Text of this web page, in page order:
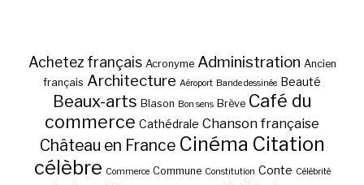
Achetez français Acronyme Administration Ancien
français Architecture Aéroport Bande dessinée Beauté
Beaux-arts Blason Bon sens Brève Café du
commerce Cathédrale Chanson française
Château en France Cinéma Citation
célèbre Commerce Commune Constitution Conte Célébrité